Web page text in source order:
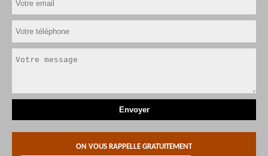
ON VOUS RAPPELLE GRATUITEMENT